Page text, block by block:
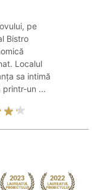
pe
Bistro
Localul
sa intimă
printr-un ...